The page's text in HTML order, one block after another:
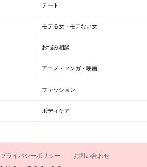
デート
モテる女・モテない女
お悩み相談
アニメ・マンガ・映画
ファッション
ボディケア
プライバシーポリシー お問い合わせ